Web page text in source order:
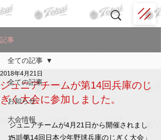
記事
全ての記事
お知らせ
大会情報
15期生
全ての記事
ジュニアチームが第14回兵庫のじ
ぎく大会に参加しました。
2018年4月21日
ジュニアチームが4月21日から開催されまし
た「第14回日本少年野球兵庫のじぎく大会」